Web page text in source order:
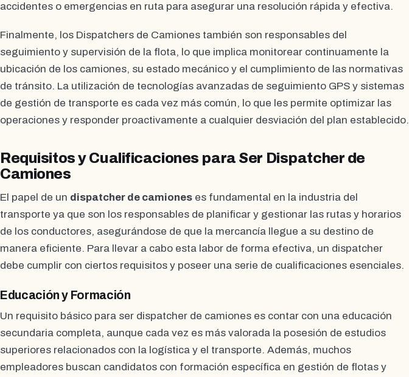
accidentes o emergencias en ruta para asegurar una resolución rápida y efectiva.
Finalmente, los Dispatchers de Camiones también son responsables del
seguimiento y supervisión de la flota, lo que implica monitorear continuamente la
ubicación de los camiones, su estado mecánico y el cumplimiento de las normativas
de tránsito. La utilización de tecnologías avanzadas de seguimiento GPS y sistemas
de gestión de transporte es cada vez más común, lo que les permite optimizar las
operaciones y responder proactivamente a cualquier desviación del plan establecido.
Requisitos y Cualificaciones para Ser Dispatcher de
Camiones
El papel de un dispatcher de camiones es fundamental en la industria del
transporte ya que son los responsables de planificar y gestionar las rutas y horarios
de los conductores, asegurándose de que la mercancía llegue a su destino de
manera eficiente. Para llevar a cabo esta labor de forma efectiva, un dispatcher
debe cumplir con ciertos requisitos y poseer una serie de cualificaciones esenciales.
Educación y Formación
Un requisito básico para ser dispatcher de camiones es contar con una educación
secundaria completa, aunque cada vez es más valorada la posesión de estudios
superiores relacionados con la logística y el transporte. Además, muchos
empleadores buscan candidatos con formación específica en gestión de flotas y